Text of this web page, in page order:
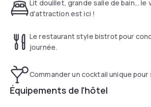
savourer les plats maison de notre
Lit douillet, grande salle de bain... le
d'attraction est ici !
Le restaurant style bistrot pour
journée.
Commander un cocktail unique pour
Équipements de l'hôtel